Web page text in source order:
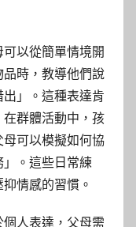
以從簡單情境開
時，教導他們說
出」。這種表達肯
群體活動中，孩
可以模擬如何協
。這些日常練
情感的習慣。
人表達，父母需